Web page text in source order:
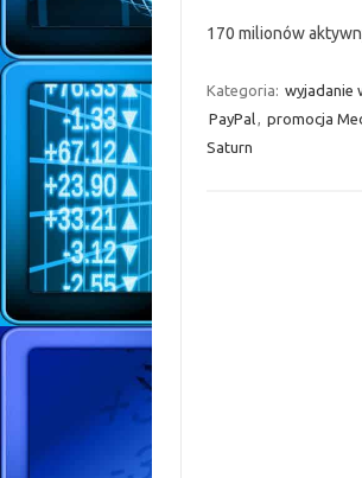
170 milionów
Kategoria: wyjadanie
PayPal, promocja
Saturn